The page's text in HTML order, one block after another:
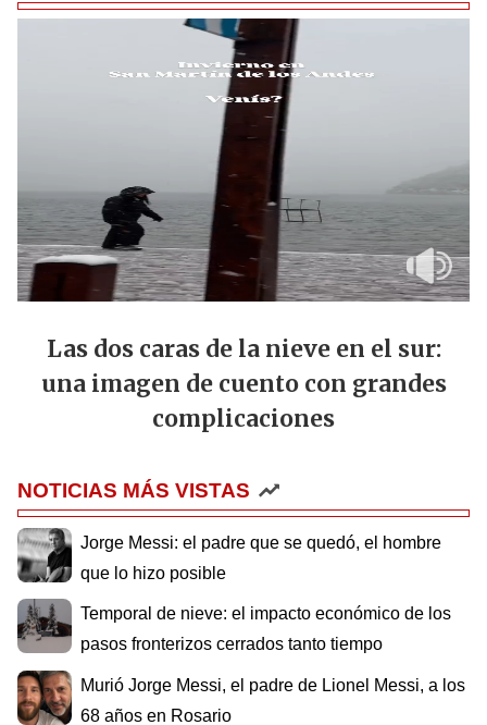
Las dos caras de la nieve en el sur:
una imagen de cuento con grandes
complicaciones
NOTICIAS MÁS VISTAS
Jorge Messi: el padre que se quedó, el hombre
que lo hizo posible
Temporal de nieve: el impacto económico de los
pasos fronterizos cerrados tanto tiempo
Murió Jorge Messi, el padre de Lionel Messi, a los
68 años en Rosario